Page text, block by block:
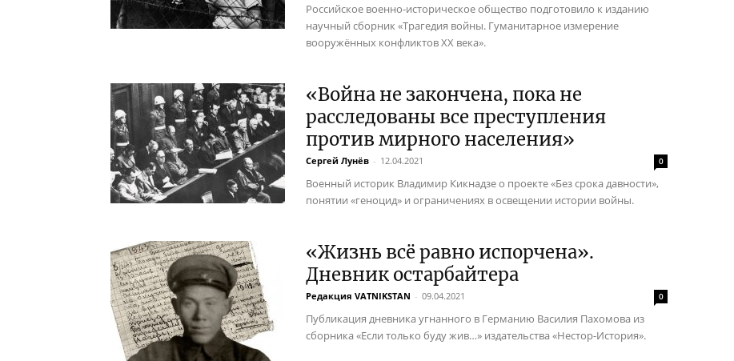
Российское военно-историческое общество подготовило к изданию
научный сборник «Трагедия войны. Гуманитарное измерение
вооружённых конфликтов XX века».
«Война не закончена, пока не
расследованы все преступления
против мирного населения»
Сергей Лунёв - 12.04.2021 0
Военный историк Владимир Кикнадзе о проекте «Без срока давности»,
понятии «геноцид» и ограничениях в освещении истории войны.
«Жизнь всё равно испорчена».
Дневник остарбайтера
Редакция VATNIKSTAN - 09.04.2021 0
Публикация дневника угнанного в Германию Василия Пахомова из
сборника «Если только буду жив…» издательства «Нестор-История».